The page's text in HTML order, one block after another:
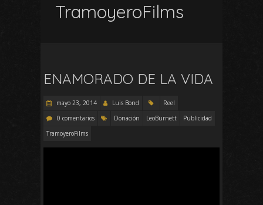
TramoyeroFilms
ENAMORADO DE LA VIDA
mayo 23, 2014 Luis Bond
Reel
0 comentarios
Donación LeoBurnett
Publicidad
TramoyeroFilms